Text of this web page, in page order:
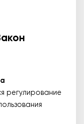
регулирование